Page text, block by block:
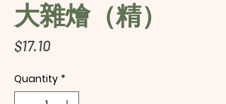
大雜燴（精）
$17.10Price
Quantity *